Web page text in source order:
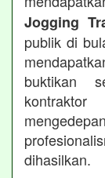
Jogging
publik di
buktikan
dihasilkan.